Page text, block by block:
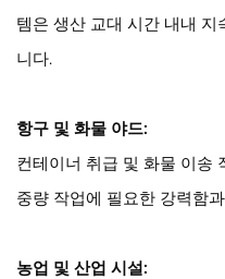
템은 생산 교대 시간 내내
니다.
항구 및 화물 야드:
컨테이너 취급 및 화물 이송
중량 작업에 필요한 강력함
농업 및 산업 시설: